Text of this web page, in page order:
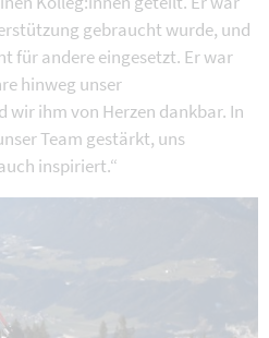
gebraucht wurde, und
für andere eingesetzt. Er war
hinweg unser
wir ihm von Herzen dankbar. In
Team gestärkt, uns
inspiriert.“